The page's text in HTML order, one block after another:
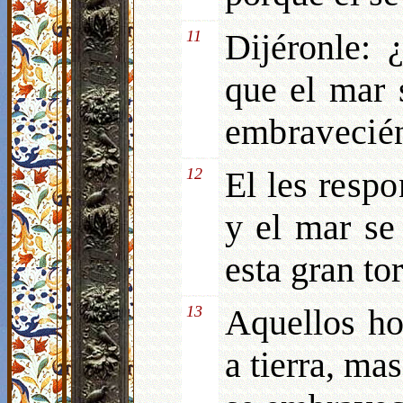
11 Dijéronle:
que el mar
12
El les
y el mar se
esta gran
13
Aquellos
a tierra,